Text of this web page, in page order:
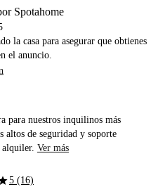
Spotahome
la casa para asegurar que obtienes
el anuncio.
para nuestros inquilinos más
altos de seguridad y soporte
Ver más
5 (16)